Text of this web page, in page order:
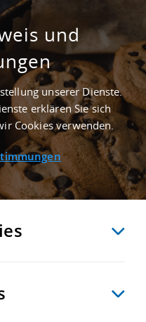
und
unserer Dienste.
erklären Sie sich
Cookies verwenden.